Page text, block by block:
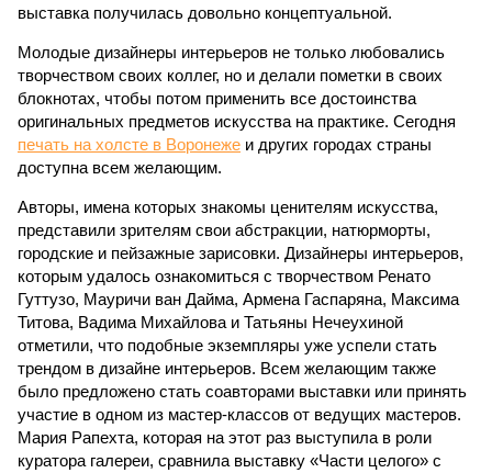
выставка получилась довольно концептуальной.
Молодые дизайнеры интерьеров не только любовались
творчеством своих коллег, но и делали пометки в своих
блокнотах, чтобы потом применить все достоинства
оригинальных предметов искусства на практике. Сегодня
печать на холсте в Воронеже и других городах страны
доступна всем желающим.
Авторы, имена которых знакомы ценителям искусства,
представили зрителям свои абстракции, натюрморты,
городские и пейзажные зарисовки. Дизайнеры интерьеров,
которым удалось ознакомиться с творчеством Ренато
Гуттузо, Мауричи ван Дайма, Армена Гаспаряна, Максима
Титова, Вадима Михайлова и Татьяны Нечеухиной
отметили, что подобные экземпляры уже успели стать
трендом в дизайне интерьеров. Всем желающим также
было предложено стать соавторами выставки или принять
участие в одном из мастер-классов от ведущих мастеров.
Мария Рапехта, которая на этот раз выступила в роли
куратора галереи, сравнила выставку «Части целого» с